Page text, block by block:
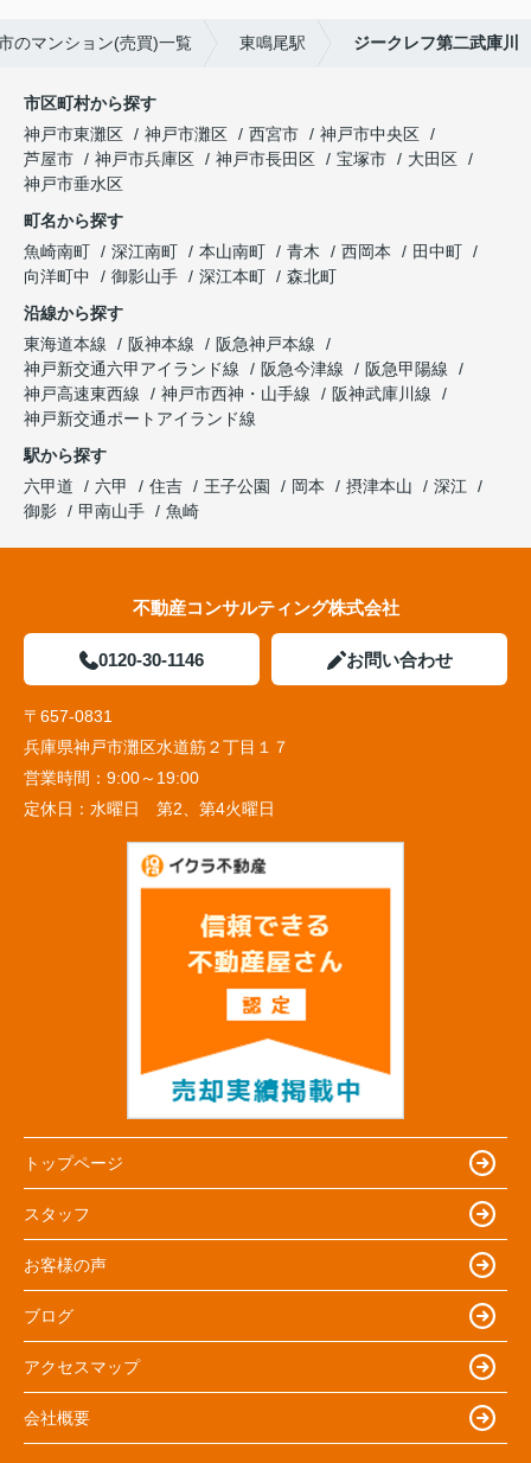
のマンション(売買)一覧 東鳴尾駅 ジークレフ第二武庫川
市区町村から探す
神戸市東灘区
神戸市灘区 西宮市
神戸市中央区
芦屋市
神戸市兵庫区 神戸市長田区 宝塚市
大田区
神戸市垂水区
町名から探す
魚崎南町
深江南町 本山南町 青木 西岡本
田中町
向洋町中
御影山手 深江本町
森北町
沿線から探す
東海道本線
阪神本線
阪急神戸本線
神戸新交通六甲アイランド線
阪急今津線
阪急甲陽線
神戸高速東西線
神戸市西神・山手線
阪神武庫川線
神戸新交通ポートアイランド線
駅から探す
六甲道
六甲 住吉 王子公園 岡本 摂津本山
深江
御影
甲南山手 魚崎
不動産コンサルティング株式会社
0120-30-1146 お問い合わせ
〒657-0831
兵庫県神戸市灘区水道筋２丁目１７
営業時間： 9:00～19:00
定休日： 水曜日 第2、第4火曜日
トップページ
スタッフ
お客様の声
ブログ
アクセスマップ
会社概要